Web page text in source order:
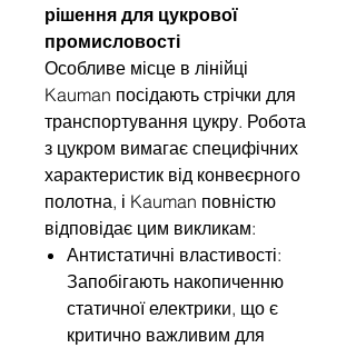
рішення для цукрової
промисловості
Особливе місце в лінійці
Kauman посідають стрічки для
транспортування цукру. Робота
з цукром вимагає специфічних
характеристик від конвеєрного
полотна, і Kauman повністю
відповідає цим викликам:
Антистатичні властивості:
Запобігають накопиченню
статичної електрики, що є
критично важливим для